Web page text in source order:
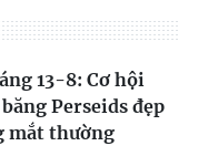
13-8: Cơ hội
Perseids đẹp
mắt thường